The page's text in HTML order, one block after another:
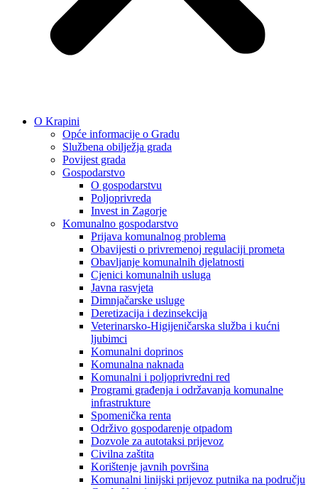
O Krapini
Opće informacije o Gradu
Službena obilježja grada
Povijest grada
Gospodarstvo
O gospodarstvu
Poljoprivreda
Invest in Zagorje
Komunalno gospodarstvo
Prijava komunalnog problema
Obavijesti o privremenoj regulaciji prometa
Obavljanje komunalnih djelatnosti
Cjenici komunalnih usluga
Javna rasvjeta
Dimnjačarske usluge
Deretizacija i dezinsekcija
Veterinarsko-Higijeničarska služba i kućni
ljubimci
Komunalni doprinos
Komunalna naknada
Komunalni i poljoprivredni red
Programi građenja i održavanja komunalne
infrastrukture
Spomenička renta
Održivo gospodarenje otpadom
Dozvole za autotaksi prijevoz
Civilna zaštita
Korištenje javnih površina
Komunalni linijski prijevoz putnika na području